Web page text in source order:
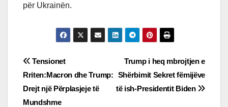
për Ukrainën.
Post
navigation
Trump i heq mbrojtjen e
Shërbimit Sekret fëmijëve
të ish-Presidentit Biden
Tensionet
Rriten:Macron dhe Trump:
Drejt një Përplasjeje të
Mundshme